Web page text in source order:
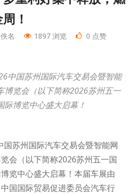
！
佚名 1897 浏览
0 点赞
中国苏州国际汽车交易会暨智能
博览会（以下简称2026苏州五一
际博览中心盛大启幕！
国苏州国际汽车交易会暨智能网
会（以下简称2026苏州五一国
览中心盛大启幕！本届车展由
国国际贸易促进委员会汽车行